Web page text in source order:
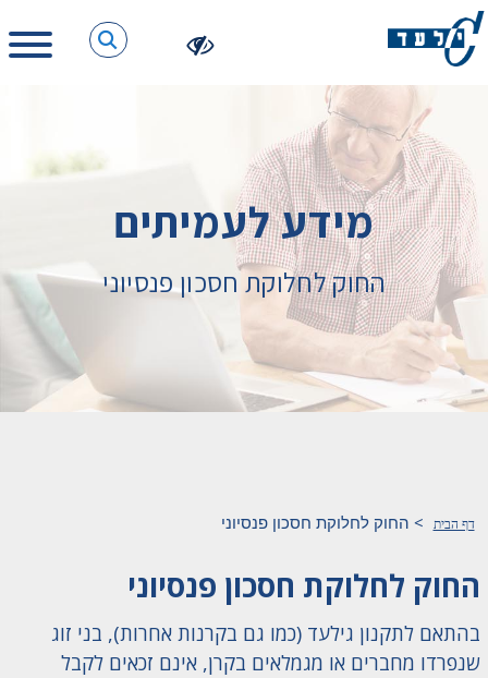
מידע לעמיתים
החוק לחלוקת חסכון פנסיוני
דף הבית > החוק לחלוקת חסכון פנסיוני
החוק לחלוקת חסכון פנסיוני
בהתאם לתקנון גילעד (כמו גם בקרנות אחרות), בני זוג
שנפרדו מחברים או מגמלאים בקרן, אינם זכאים לקבל